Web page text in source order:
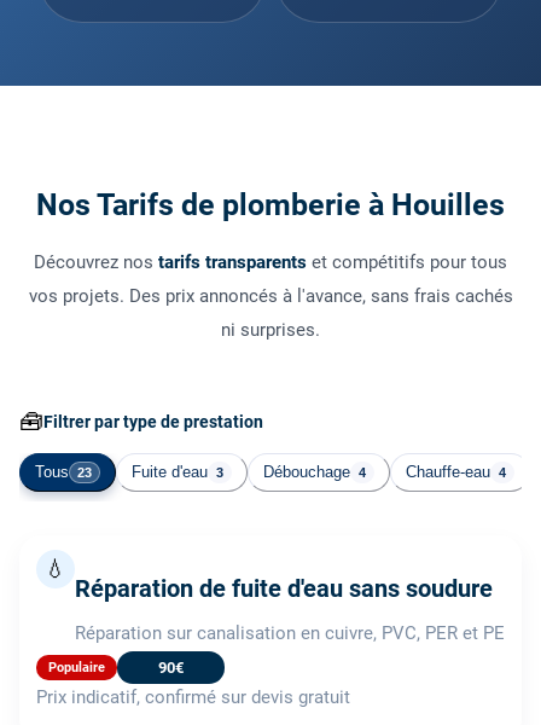
Nos Tarifs de plomberie à Houilles
Découvrez nos tarifs transparents et compétitifs pour tous
vos projets. Des prix annoncés à l'avance, sans frais cachés
ni surprises.
🧰Filtrer par type de prestation
Tous 23 Fuite d'eau 3 Débouchage 4 Chauffe-eau 4
💧
Réparation de fuite d'eau sans soudure
Réparation sur canalisation en cuivre, PVC, PER et PE
Populaire 90€
Prix indicatif, confirmé sur devis gratuit